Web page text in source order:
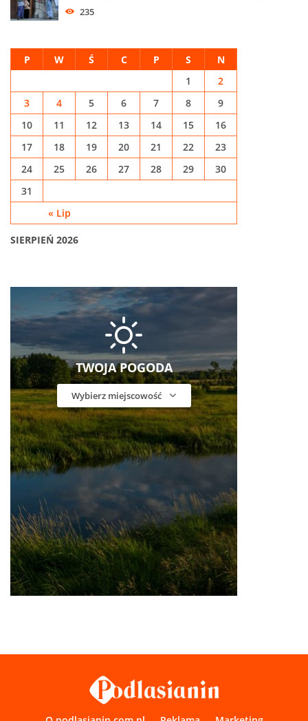
235
SIERPIEŃ 2026
P W Ś C P S N
« Lip
1
2
3
4 5 6 7 8
9
10
11 12 13 14 15
16
17
18 19 20 21 22
23
24
25 26 27 28 29
30
31
TWOJA POGODA
Wybierz miejscowość